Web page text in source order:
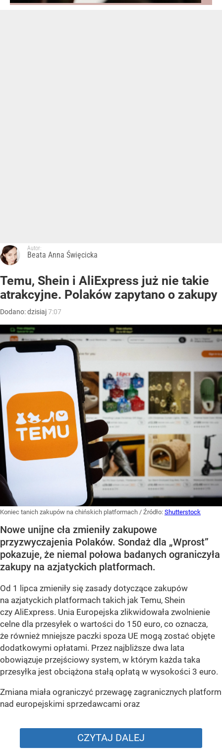
Autor:
Beata Anna Święcicka
Temu, Shein i AliExpress już nie takie
atrakcyjne. Polaków zapytano o zakupy
Dodano:dzisiaj7:07
Koniec tanich zakupów na chińskich platformach / Źródło: Shutterstock
Nowe unijne cła zmieniły zakupowe
przyzwyczajenia Polaków. Sondaż dla „Wprost”
pokazuje, że niemal połowa badanych ograniczyła
zakupy na azjatyckich platformach.
Od 1 lipca zmieniły się zasady dotyczące zakupów
na azjatyckich platformach takich jak Temu, Shein
czy AliExpress. Unia Europejska zlikwidowała zwolnienie
celne dla przesyłek o wartości do 150 euro, co oznacza,
że również mniejsze paczki spoza UE mogą zostać objęte
dodatkowymi opłatami. Przez najbliższe dwa lata
obowiązuje przejściowy system, w którym każda taka
przesyłka jest obciążona stałą opłatą w wysokości 3 euro.
Zmiana miała ograniczyć przewagę zagranicznych platform
nad europejskimi sprzedawcami oraz
CZYTAJ DALEJ